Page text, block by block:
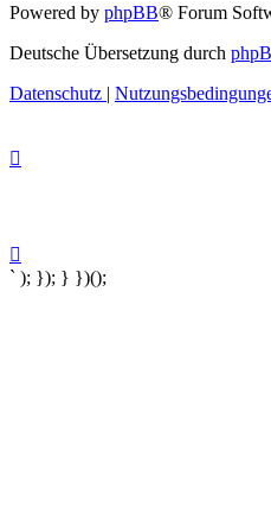
Powered by phpBB® Forum
Deutsche Übersetzung durch
Datenschutz |
` ); }); } })();